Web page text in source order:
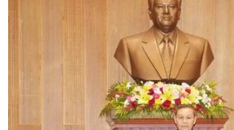
TIN LIÊN QUAN